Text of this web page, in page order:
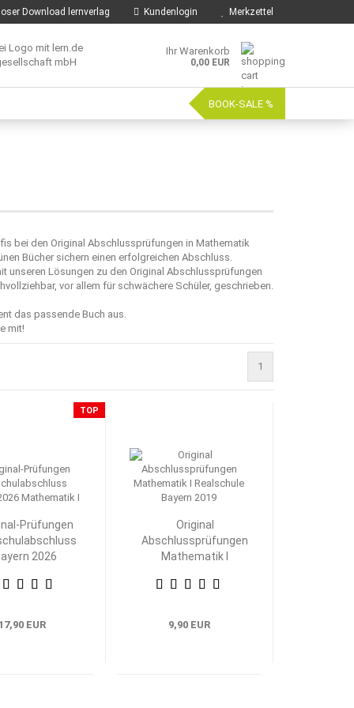
Download lernverlag Kundenlogin Merkzettel
Ihr Warenkorb
0,00 EUR
BOOK-SALE %
bei den Original Abschlussprüfungen in Mathematik
Bücher sichern einen erfolgreichen Abschluss.
unseren Lösungen zu den Original Abschlussprüfungen
vor allem für schwächere Schüler, geschrieben.
das passende Buch aus.
mit!
1
TOP
Prüfungen
2026
EUR
Original
Abschlussprüfungen
Mathematik I
9,90 EUR